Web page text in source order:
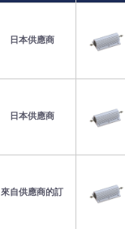
日本供應商
日本供應商
來自供應商的訂